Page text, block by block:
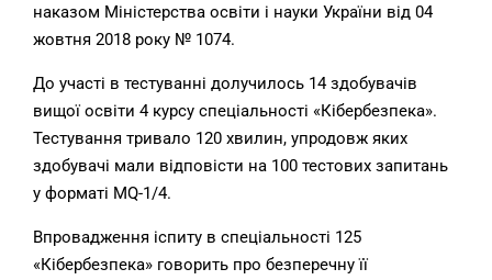
наказом Міністерства освіти і науки України від 04
жовтня 2018 року № 1074.
До участі в тестуванні долучилось 14 здобувачів
вищої освіти 4 курсу спеціальності «Кібербезпека».
Тестування тривало 120 хвилин, упродовж яких
здобувачі мали відповісти на 100 тестових запитань
у форматі MQ-1/4.
Впровадження іспиту в спеціальності 125
«Кібербезпека» говорить про безперечну її